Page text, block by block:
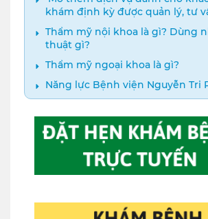
khám định kỳ được quản lý, tư
Thẩm mỹ nội khoa là gì? Dùng
thuật gì?
Thẩm mỹ ngoại khoa là gì?
Năng lực Bệnh viện Nguyễn Tri